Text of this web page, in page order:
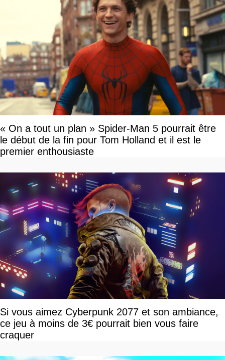
« On a tout un plan » Spider-Man 5 pourrait être
le début de la fin pour Tom Holland et il est le
premier enthousiaste
Si vous aimez Cyberpunk 2077 et son ambiance,
ce jeu à moins de 3€ pourrait bien vous faire
craquer